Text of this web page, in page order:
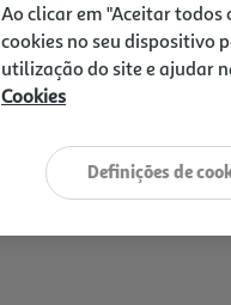
Ao clicar em "Aceitar todos
cookies no seu dispositivo
utilização do site e ajudar
Cookies
Definições de